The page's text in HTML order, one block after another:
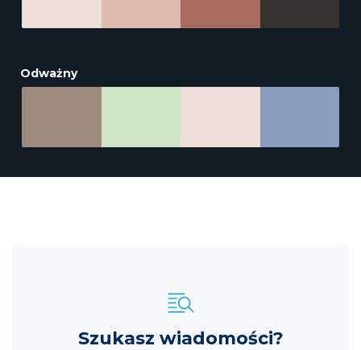
Odważny
Szukasz wiadomości?